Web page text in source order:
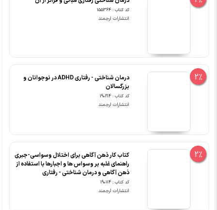
کد کتاب : 155364
انتشارات ارجمند
2%
درمان شناختی - رفتاری ADHD در نوجوانان و
بزرگسالان
کد کتاب : 190214
انتشارات ارجمند
2%
کتاب کار ذهن آگاهی برای اختلال وسواسی-جبری
راهنمای غلبه بر وسواس ها و اجبارها با استفاده از
ذهن آگاهی و درمان شناختی - رفتاری
کد کتاب : 190114
انتشارات ارجمند